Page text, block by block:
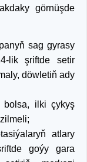
görnüşde
sag gyrasy
lik şriftde setir
döwletiň ady
bolsa, ilki çykyş
atlary
goýy gara